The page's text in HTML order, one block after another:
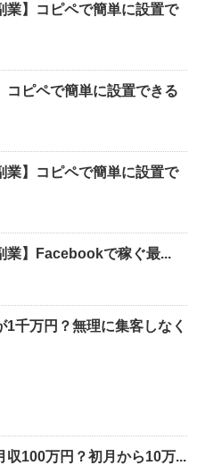
業】コピペで簡単に設置で
コピペで簡単に設置できる
業】コピペで簡単に設置で
業】Facebookで稼ぐ最...
1千万円？無理に集客しなく
収100万円？初月から10万...